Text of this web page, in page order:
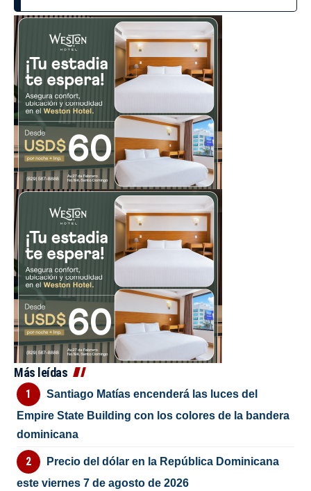
Más leídas
Santiago Matías encenderá las luces del
Empire State Building con los colores de la bandera
dominicana
Precio del dólar en la República Dominicana
este viernes 7 de agosto de 2026